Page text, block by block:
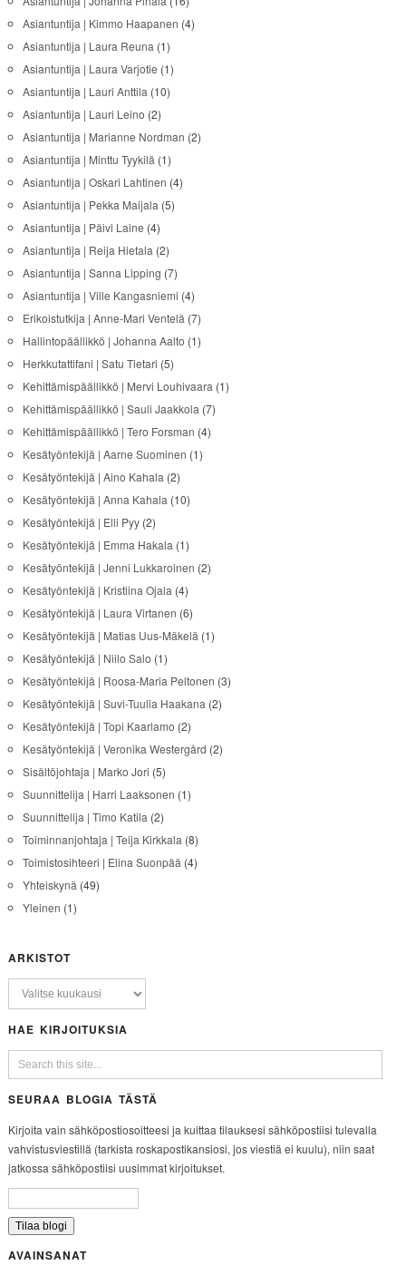
Asiantuntija | Kimmo Haapanen (4)
Asiantuntija | Laura Reuna (1)
Asiantuntija | Laura Varjotie (1)
Asiantuntija | Lauri Anttila (10)
Asiantuntija | Lauri Leino (2)
Asiantuntija | Marianne Nordman (2)
Asiantuntija | Minttu Tyykilä (1)
Asiantuntija | Oskari Lahtinen (4)
Asiantuntija | Pekka Maijala (5)
Asiantuntija | Päivi Laine (4)
Asiantuntija | Reija Hietala (2)
Asiantuntija | Sanna Lipping (7)
Asiantuntija | Ville Kangasniemi (4)
Erikoistutkija | Anne-Mari Ventelä (7)
Hallintopäällikkö | Johanna Aalto (1)
Herkkutattifani | Satu Tietari (5)
Kehittämispäällikkö | Mervi Louhivaara (1)
Kehittämispäällikkö | Sauli Jaakkola (7)
Kehittämispäällikkö | Tero Forsman (4)
Kesätyöntekijä | Aarne Suominen (1)
Kesätyöntekijä | Aino Kahala (2)
Kesätyöntekijä | Anna Kahala (10)
Kesätyöntekijä | Elli Pyy(2)
Kesätyöntekijä | Emma Hakala (1)
Kesätyöntekijä | Jenni Lukkaroinen (2)
Kesätyöntekijä | Kristiina Ojala (4)
Kesätyöntekijä | Laura Virtanen (6)
Kesätyöntekijä | Matias Uus-Mäkelä (1)
Kesätyöntekijä | Niilo Salo (1)
Kesätyöntekijä | Roosa-Maria Peltonen (3)
Kesätyöntekijä | Suvi-Tuulia Haakana (2)
Kesätyöntekijä | Topi Kaarlamo (2)
Kesätyöntekijä | Veronika Westergård (2)
Sisältöjohtaja | Marko Jori (5)
Suunnittelija | Harri Laaksonen (1)
Suunnittelija | Timo Katila (2)
Toiminnanjohtaja | Teija Kirkkala (8)
Toimistosihteeri | Elina Suonpää (4)
Yhteiskynä (49)
Yleinen (1)
ARKISTOT
HAE KIRJOITUKSIA
SEURAA BLOGIA TÄSTÄ
Kirjoita vain sähköpostiosoitteesi ja kuittaa tilauksesi sähköpostiisi tulevalla
vahvistusviestillä (tarkista roskapostikansiosi, jos viestiä ei kuulu), niin saat
jatkossa sähköpostiisi uusimmat kirjoitukset.
AVAINSANAT